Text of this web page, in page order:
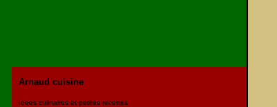
Arnaud cuisine
Idées culinaires et petites recettes